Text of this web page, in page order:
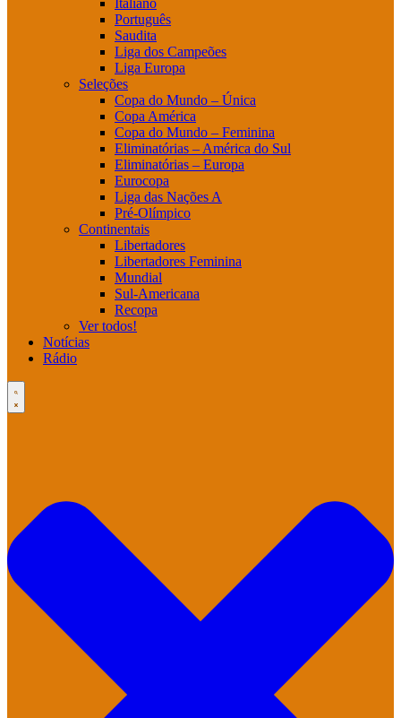
Português
Saudita
Liga dos Campeões
Liga Europa
Seleções
Copa do Mundo – Única
Copa América
Copa do Mundo – Feminina
Eliminatórias – América do Sul
Eliminatórias – Europa
Eurocopa
Liga das Nações A
Pré-Olímpico
Continentais
Libertadores
Libertadores Feminina
Mundial
Sul-Americana
Recopa
Ver todos!
Notícias
Rádio